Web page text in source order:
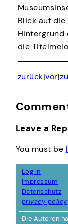
Blick auf
Hintergrund
die
zurück|vor|
Leave a
You must be
Log In
Impressum
Datenschutz
privacy policy
Die Autoren